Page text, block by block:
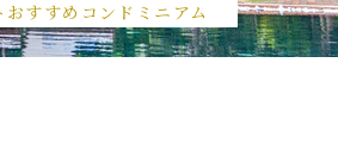
すすめコンドミニアム